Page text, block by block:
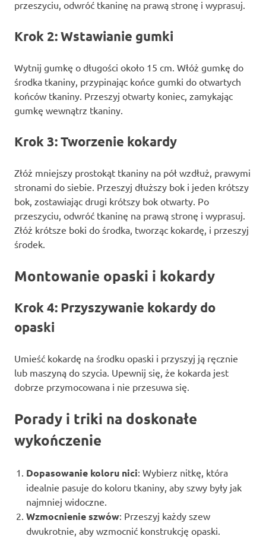
przeszyciu, odwróć tkaninę na prawą stronę i wyprasuj.
Krok 2: Wstawianie gumki
Wytnij gumkę o długości około 15 cm. Włóż gumkę do
środka tkaniny, przypinając końce gumki do otwartych
końców tkaniny. Przeszyj otwarty koniec, zamykając
gumkę wewnątrz tkaniny.
Krok 3: Tworzenie kokardy
Złóż mniejszy prostokąt tkaniny na pół wzdłuż, prawymi
stronami do siebie. Przeszyj dłuższy bok i jeden krótszy
bok, zostawiając drugi krótszy bok otwarty. Po
przeszyciu, odwróć tkaninę na prawą stronę i wyprasuj.
Złóż krótsze boki do środka, tworząc kokardę, i przeszyj
środek.
Montowanie opaski i kokardy
Krok 4: Przyszywanie kokardy do
opaski
Umieść kokardę na środku opaski i przyszyj ją ręcznie
lub maszyną do szycia. Upewnij się, że kokarda jest
dobrze przymocowana i nie przesuwa się.
Porady i triki na doskonałe
wykończenie
Dopasowanie koloru nici: Wybierz nitkę, która
idealnie pasuje do koloru tkaniny, aby szwy były jak
najmniej widoczne.
Wzmocnienie szwów: Przeszyj każdy szew
dwukrotnie, aby wzmocnić konstrukcję opaski.